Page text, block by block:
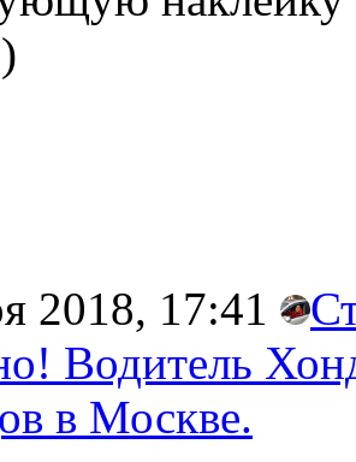
2018, 17:41
Водитель
в Москве.